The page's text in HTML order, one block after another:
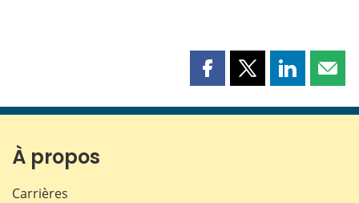
Partager
page
Partager
page
Partager
page page
À propos
Carrières